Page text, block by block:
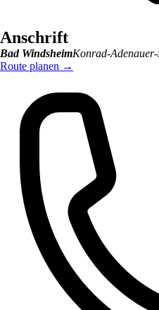
Anschrift
Bad WindsheimKonrad-Adenauer-
Route planen →